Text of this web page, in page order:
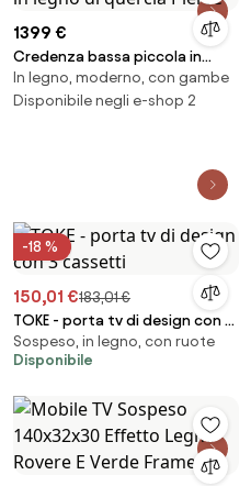
1399 €
Credenza bassa piccola in
legno di quercia Pierce
In legno, moderno, con gambe
Disponibile negli e-shop 2
-18 %
150,01 €183,01 €
TOKE - porta tv di design con 3
cassetti
Sospeso, in legno, con ruote
Disponibile